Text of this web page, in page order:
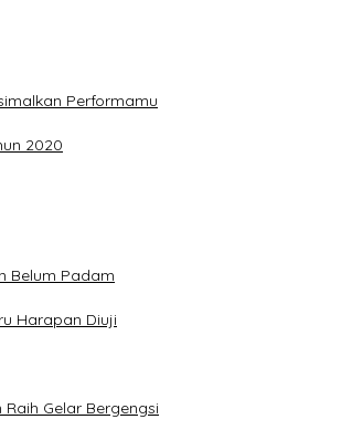
Performamu
2020
Belum Padam
Harapan Diuji
Gelar Bergengsi